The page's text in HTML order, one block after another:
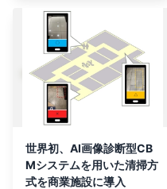
世界初、AI画像診断型CB
Mシステムを用いた清掃方
式を商業施設に導入